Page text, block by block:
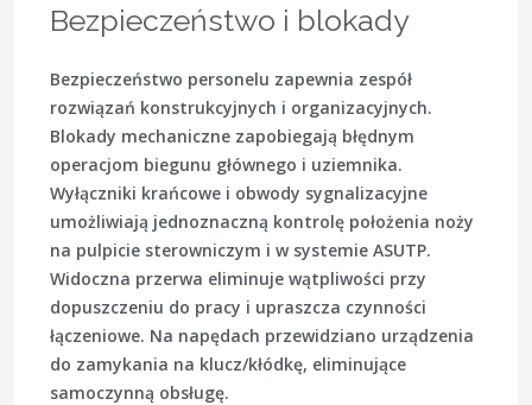
Bezpieczeństwo i blokady
Bezpieczeństwo personelu zapewnia zespół
rozwiązań konstrukcyjnych i organizacyjnych.
Blokady mechaniczne zapobiegają błędnym
operacjom biegunu głównego i uziemnika.
Wyłączniki krańcowe i obwody sygnalizacyjne
umożliwiają jednoznaczną kontrolę położenia noży
na pulpicie sterowniczym i w systemie ASUTP.
Widoczna przerwa eliminuje wątpliwości przy
dopuszczeniu do pracy i upraszcza czynności
łączeniowe. Na napędach przewidziano urządzenia
do zamykania na klucz/kłódkę, eliminujące
samoczynną obsługę.